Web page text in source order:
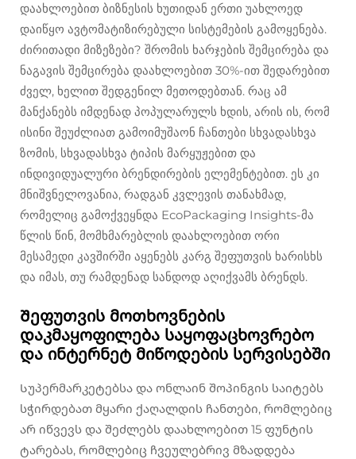
დაახლოებით ბიზნესის ხუთიდან ერთი უახლოედ
დაიწყო ავტომატიზირებული სისტემების გამოყენება.
ძირითადი მიზეზები? შრომის ხარჯების შემცირება და
ნაგავის შემცირება დაახლოებით 30%-ით შედარებით
ძველ, ხელით შედგენილ მეთოდებთან. რაც ამ
მანქანებს იმდენად პოპულარულს ხდის, არის ის, რომ
ისინი შეუძლიათ გამოიმუშაონ ჩანთები სხვადასხვა
ზომის, სხვადასხვა ტიპის მარყუჟებით და
ინდივიდუალური ბრენდირების ელემენტებით. ეს კი
მნიშვნელოვანია, რადგან კვლევის თანახმად,
რომელიც გამოქვეყნდა EcoPackaging Insights-მა
წლის წინ, მომხმარებლის დაახლოებით ორი
მესამედი კავშირში აყენებს კარგ შეფუთვის ხარისხს
და იმას, თუ რამდენად სანდოდ აღიქვამს ბრენდს.
Შეფუთვის მოთხოვნების
დაკმაყოფილება საყოფაცხოვრებო
და ინტერნეტ მიწოდების სერვისებში
Სუპერმარკეტებსა და ონლაინ შოპინგის საიტებს
სჭირდებათ მყარი ქაღალდის ჩანთები, რომლებიც
არ იწვევს და შეძლებს დაახლოებით 15 ფუნტის
ტარებას, რომლებიც ჩვეულებრივ მზადდება